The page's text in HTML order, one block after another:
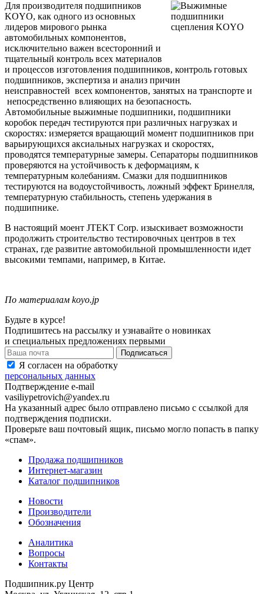
Для производителя подшипников
KOYO, как одного из основных
лидеров мирового рынка
автомобильных компонентов,
исключительно важен всесторонний и
тщательный контроль всех материалов
и процессов изготовления подшипников, контроль готовых
подшипников, экспертиза и анализ причин
неисправностей всех компонентов, занятых на транспорте и
непосредственно влияющих на безопасность.
Автомобильные выжимные подшипники, подшипники
коробок передач тестируются при различных нагрузках и
скоростях: измеряется вращающий момент подшипников при
варьирующихся аксиальных нагрузках и скоростях,
проводятся температурные замеры. Сепараторы подшипников
проверяются на устойчивость к деформациям, к
температурным колебаниям. Смазки для подшипников
тестируются на водоустойчивость, ложный эффект Бринелля,
температурную стабильность, степень удержания в
подшипнике.
В настоящий моент JTEKT Corp. изыскивает возможности
продолжить строительство тестировочных центров в тех
странах, где развитие автомобильной промышленности идет
высокими темпами, например, в Китае.
По материалам koyo.jp
Будьте в курсе!
Подпишитесь на рассылку и узнавайте о новинках
и специальных предложениях первыми
Я согласен на обработку
персональных данных
Подтверждение e-mail
vasiliypetrovich@yandex.ru
На указанный адрес было отправлено письмо с ссылкой для
подтверждения подписки.
Проверьте ваш почтовый ящик, письмо могло попасть в папку
«спам».
Продажа подшипников
Интернет-магазин
Каталог подшипников
Новости
Производители
Обозначения
Аналитика
Вопросы
Контакты
Подшипник.ру Центр